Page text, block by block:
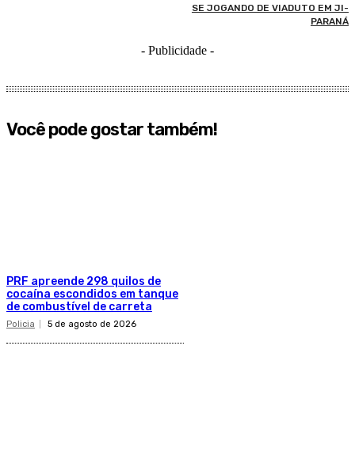
SE JOGANDO DE VIADUTO EM JI-
PARANÁ
- Publicidade -
Você pode gostar também!
PRF apreende 298 quilos de
cocaína escondidos em tanque
de combustível de carreta
Policia 5 de agosto de 2026